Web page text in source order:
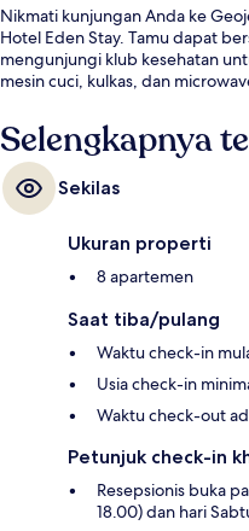
Nikmati kunjungan Anda ke
Hotel Eden Stay. Tamu dapat
mengunjungi klub kesehatan
mesin cuci, kulkas, dan
Selengkapnya
Sekilas
Ukuran properti
8 apartemen
Saat tiba/pulang
Waktu check-in
Usia check-in
Waktu check-out
Petunjuk check-in
Resepsionis buka
18.00) dan hari